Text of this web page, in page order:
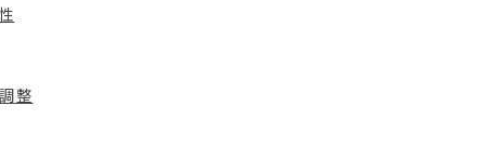
整